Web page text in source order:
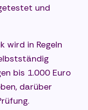
und
wird in Regeln
bis 1.000 Euro
darüber